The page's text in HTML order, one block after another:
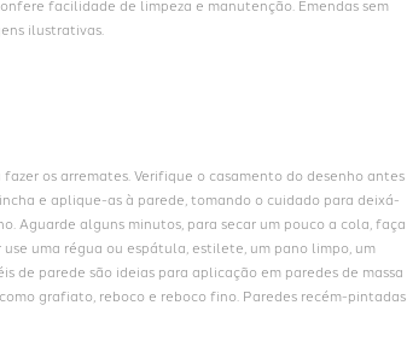
facilidade de limpeza e manutenção. Emendas sem
ilustrativas.
os arremates. Verifique o casamento do desenho antes
e aplique-as à parede, tomando o cuidado para deixá-
Aguarde alguns minutos, para secar um pouco a cola, faça
uma régua ou espátula, estilete, um pano limpo, um
de parede são ideias para aplicação em paredes de massa
grafiato, reboco e reboco fino. Paredes recém-pintadas